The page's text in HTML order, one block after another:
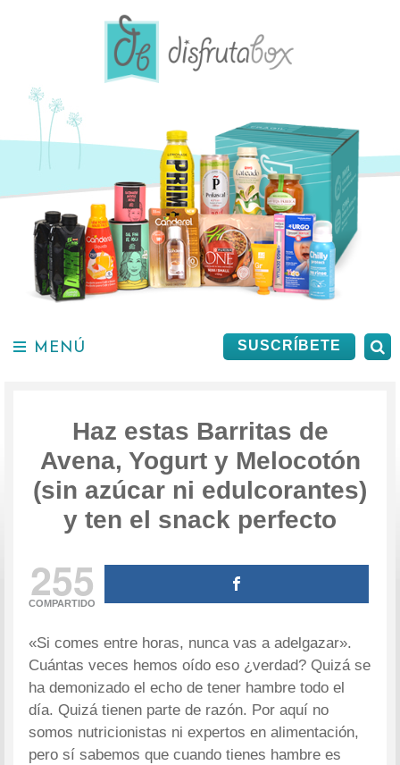
SUSCRÍBETE
MENÚ
Haz estas Barritas de
Avena, Yogurt y Melocotón
(sin azúcar ni edulcorantes)
y ten el snack perfecto
255
COMPARTIDO
«Si comes entre horas, nunca vas a adelgazar».
Cuántas veces hemos oído eso ¿verdad? Quizá se
ha demonizado el echo de tener hambre todo el
día. Quizá tienen parte de razón. Por aquí no
somos nutricionistas ni expertos en alimentación,
pero sí sabemos que cuando tienes hambre es